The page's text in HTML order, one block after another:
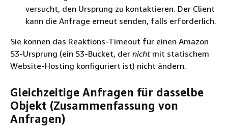
versucht, den Ursprung zu kontaktieren. Der Client
kann die Anfrage erneut senden, falls erforderlich.
Sie können das Reaktions-Timeout für einen Amazon
S3-Ursprung (ein S3-Bucket, der nichtmit statischem
Website-Hosting konfiguriert ist) nicht ändern.
Gleichzeitige Anfragen für dasselbe
Objekt (Zusammenfassung von
Anfragen)